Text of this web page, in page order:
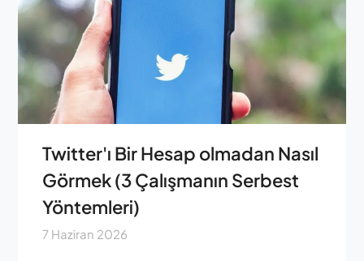
Twitter'ı Bir Hesap olmadan Nasıl
Görmek (3 Çalışmanın Serbest
Yöntemleri)
7 Haziran 2026